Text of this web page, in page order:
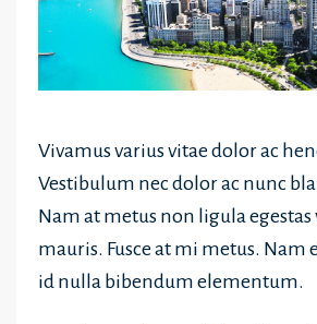
Vivamus varius vitae dolor ac
Vestibulum nec dolor ac nunc
Nam at metus non ligula egestas
mauris. Fusce at mi metus.
id nulla bibendum elementum.